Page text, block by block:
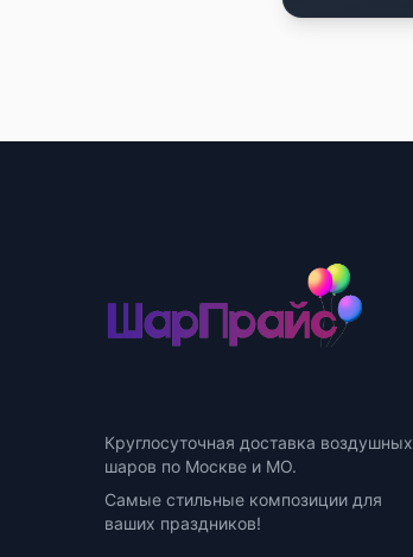
Круглосуточная доставка воздушных
шаров по Москве и МО.
Самые стильные композиции для
ваших праздников!